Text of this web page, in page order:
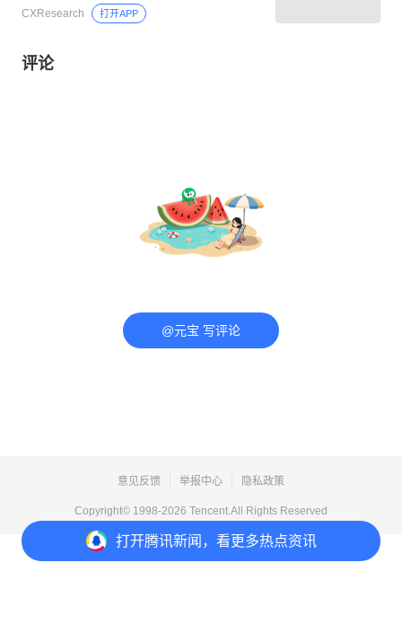
打开腾讯新闻，看更多热点资讯
CXResearch 打开APP
评论
@元宝 写评论
意见反馈 举报中心 隐私政策
Copyright© 1998-2026 Tencent.All Rights Reserved